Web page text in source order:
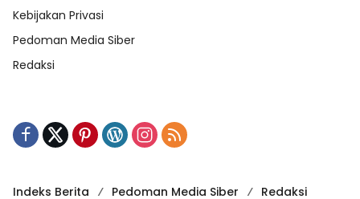
Kebijakan Privasi
Pedoman Media Siber
Redaksi
Indeks Berita Pedoman Media Siber Redaksi